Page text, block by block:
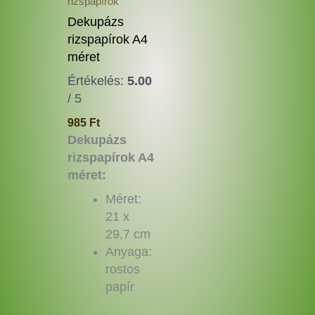
Dekupázs
rizspapírok A4
méret
Értékelés: 5.00
/ 5
985 Ft
Dekupázs
rizspapírok A4
méret:
Méret:
21 x
29,7 cm
Anyaga:
rostos
papír